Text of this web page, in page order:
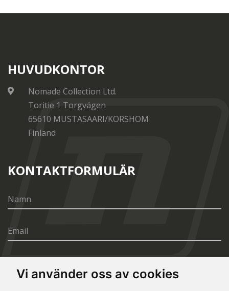
Vi använder oss av cookies
HUVUDKONTOR
Nomade Collection Ltd.
Toritie 1 Torgvägen
65610 MUSTASAARI/KORSHOM
Finland
KONTAKTFORMULÄR